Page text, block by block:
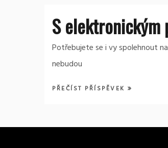
S elektronickým
Potřebujete se i vy spolehnout
nebudou
PŘEČÍST PŘÍSPĚVEK